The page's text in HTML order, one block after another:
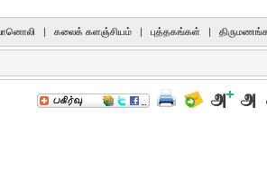
| கலைக் களஞ்சியம் | புத்தகங்கள் |